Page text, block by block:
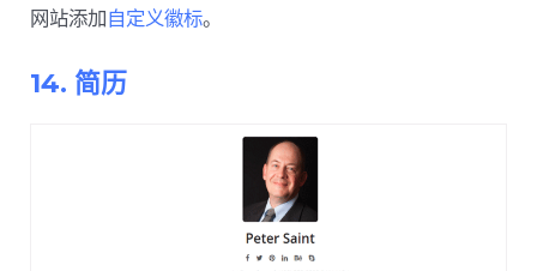
网站添加自定义徽标。
14. 简历